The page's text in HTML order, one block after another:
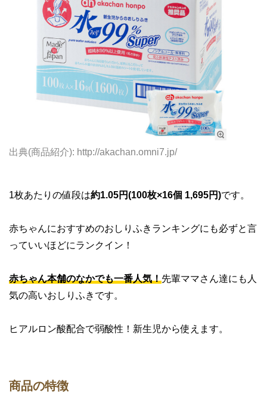
出典(商品紹介): http://akachan.omni7.jp/
1枚あたりの値段は約1.05円(100枚×16個 1,695円)です。
赤ちゃんにおすすめのおしりふきランキングにも必ずと言
っていいほどにランクイン！
赤ちゃん本舗のなかでも一番人気！先輩ママさん達にも人
気の高いおしりふきです。
ヒアルロン酸配合で弱酸性！新生児から使えます。
商品の特徴